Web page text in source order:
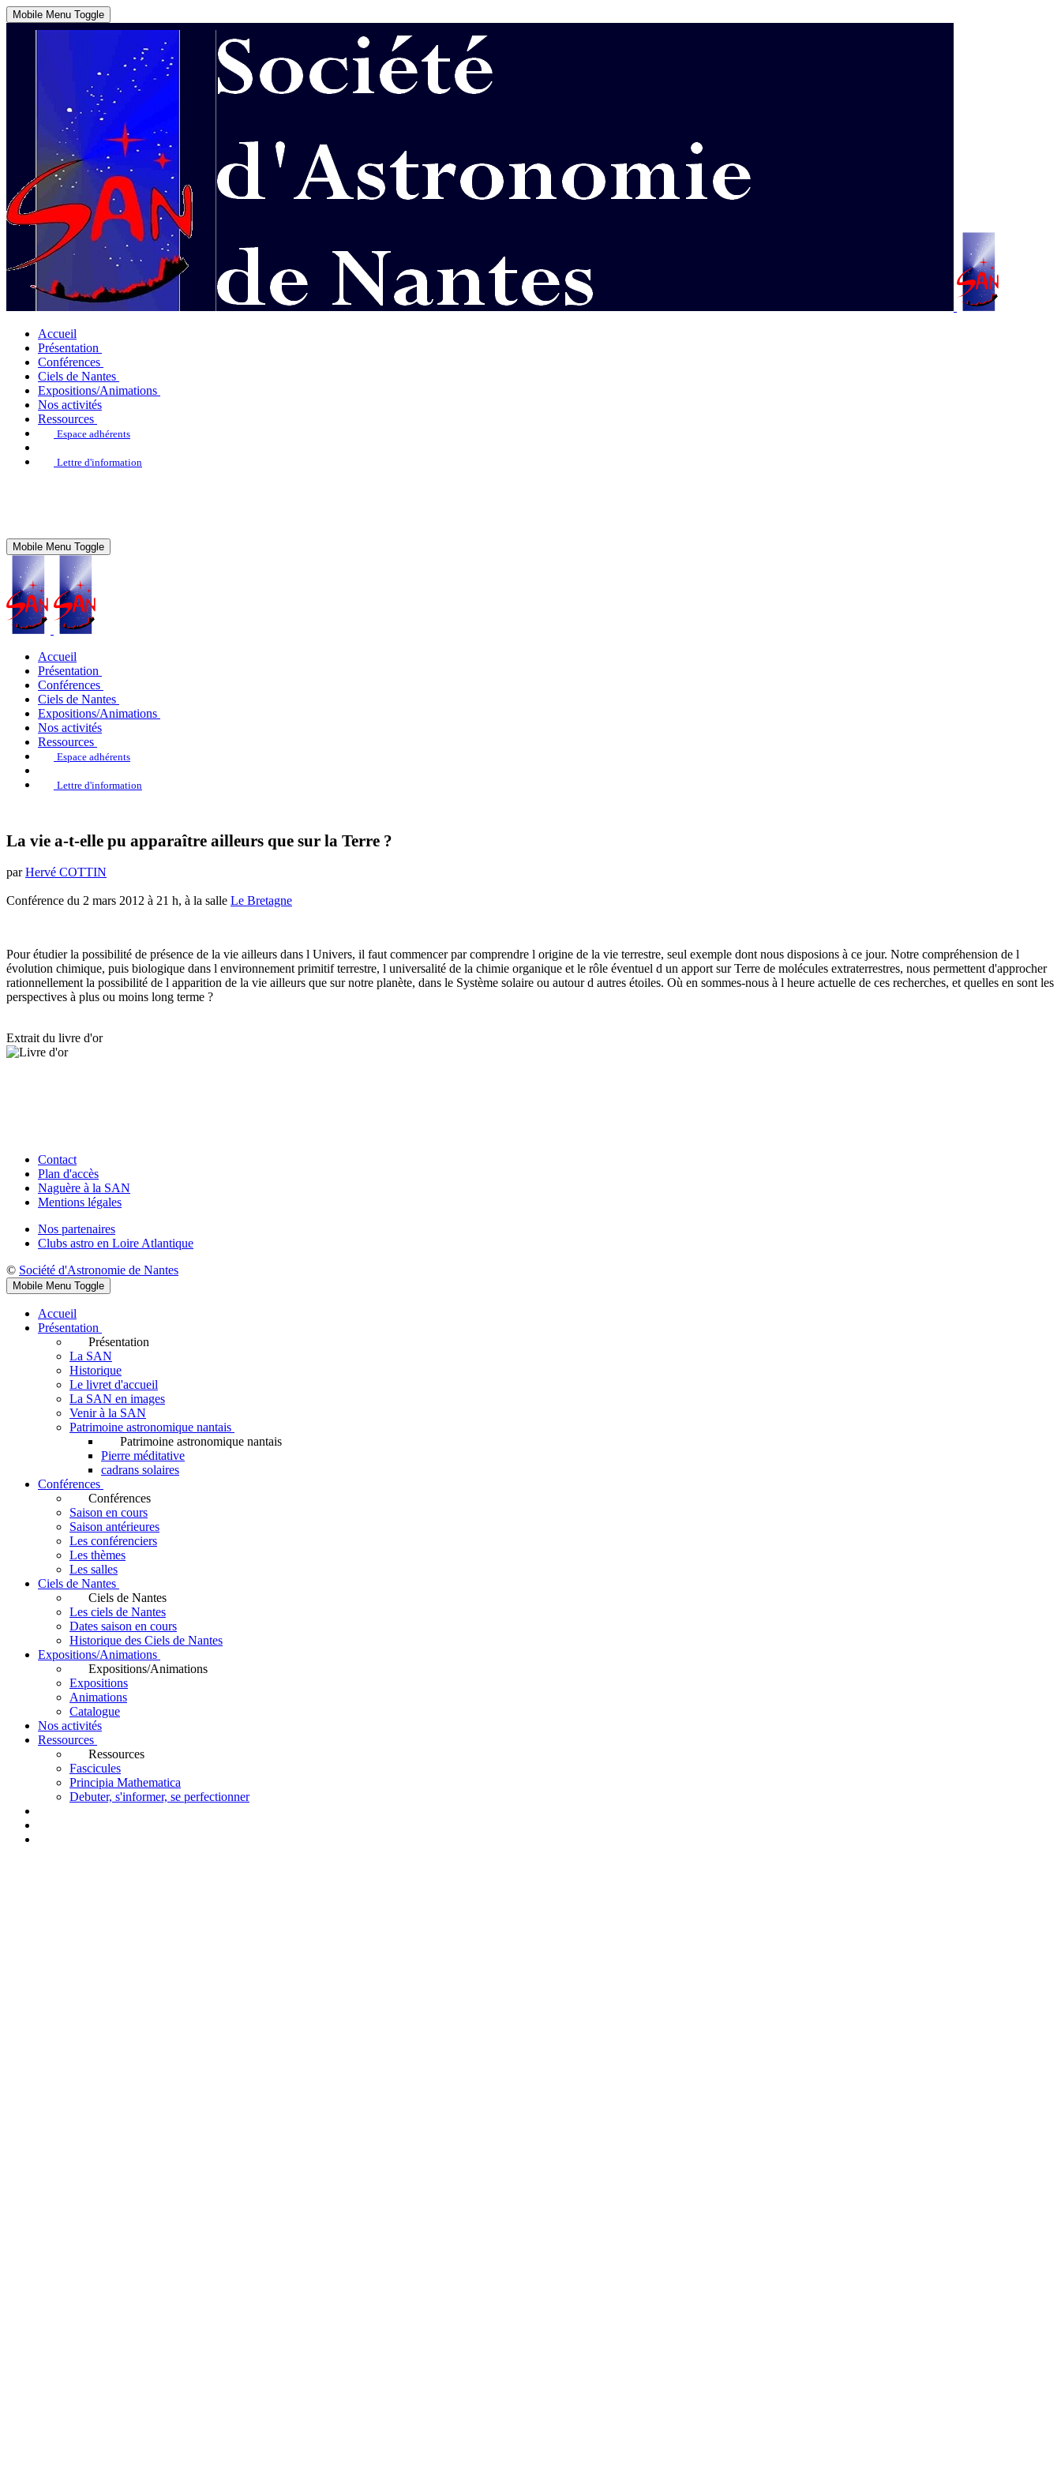
Mobile Menu Toggle
Accueil
Présentation
Conférences
Ciels de Nantes
Expositions/Animations
Nos activités
Ressources
Espace adhérents
Lettre d'information
Mobile Menu Toggle
Accueil
Présentation
Conférences
Ciels de Nantes
Expositions/Animations
Nos activités
Ressources
Espace adhérents
Lettre d'information
La vie a-t-elle pu apparaître ailleurs que sur la Terre ?
parHervé COTTIN
Conférence du 2 mars 2012 à 21 h, à la salle Le Bretagne
Pour étudier la possibilité de présence de la vie ailleurs dans l Univers, il faut commencer par comprendre l origine de la vie terrestre, seul exemple dont nous disposions à ce jour. Notre compréhension de l
évolution chimique, puis biologique dans l environnement primitif terrestre, l universalité de la chimie organique et le rôle éventuel d un apport sur Terre de molécules extraterrestres, nous permettent d'approcher
rationnellement la possibilité de l apparition de la vie ailleurs que sur notre planète, dans le Système solaire ou autour d autres étoiles. Où en sommes-nous à l heure actuelle de ces recherches, et quelles en sont les
perspectives à plus ou moins long terme ?
Extrait du livre d'or
Contact
Plan d'accès
Naguère à la SAN
Mentions légales
Nos partenaires
Clubs astro en Loire Atlantique
© Société d'Astronomie de Nantes
Mobile Menu Toggle
Accueil
Présentation
Présentation
La SAN
Historique
Le livret d'accueil
La SAN en images
Venir à la SAN
Patrimoine astronomique nantais
Patrimoine astronomique nantais
Pierre méditative
cadrans solaires
Conférences
Conférences
Saison en cours
Saison antérieures
Les conférenciers
Les thèmes
Les salles
Ciels de Nantes
Ciels de Nantes
Les ciels de Nantes
Dates saison en cours
Historique des Ciels de Nantes
Expositions/Animations
Expositions/Animations
Expositions
Animations
Catalogue
Nos activités
Ressources
Ressources
Fascicules
Principia Mathematica
Debuter, s'informer, se perfectionner